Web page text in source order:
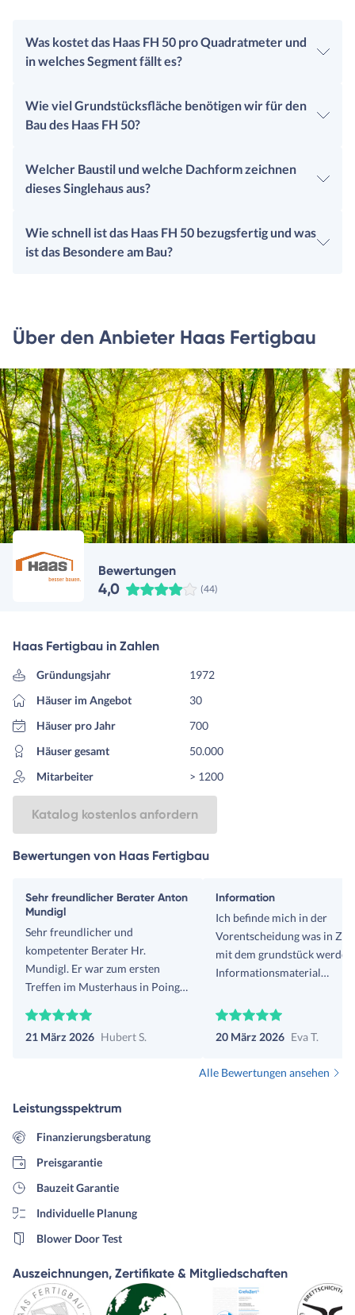
Was kostet das Haas FH 50 pro Quadratmeter und
in welches Segment fällt es?
Wie viel Grundstücksfläche benötigen wir für den
Bau des Haas FH 50?
Welcher Baustil und welche Dachform zeichnen
dieses Singlehaus aus?
Wie schnell ist das Haas FH 50 bezugsfertig und was
ist das Besondere am Bau?
Über den Anbieter Haas Fertigbau
Bewertungen
4,0 (44)
Haas Fertigbau in Zahlen
Gründungsjahr
1972
Häuser im Angebot
30
Häuser pro Jahr
700
Häuser gesamt
50.000
Mitarbeiter
> 1200
Katalog kostenlos anfordern
Bewertungen von Haas Fertigbau
Sehr freundlicher Berater Anton
Mundigl
Sehr freundlicher und
kompetenter Berater Hr.
Mundigl. Er war zum ersten
Treffen im Musterhaus in Poing
sogar schon ein Angebot parat
(aufgrund meiner Angaben im
schon aus zeitlichen Gründen) für
oder gegen eine Firma
jetzt bei uns raus. Wir hätten aber
gerne mit Herrn Mundigl als
Berater weitergemacht, aber
andere Fertighausanbieter sagen
uns einfach mehr zu.
21 März 2026 Hubert S.
Information
Ich befinde mich in der
Vorentscheidung was in
mit dem grundstück
Informationsmaterial
Dank
20 März 2026 Eva T.
Alle Bewertungen ansehen
Leistungsspektrum
Finanzierungsberatung
Preisgarantie
Bauzeit Garantie
Individuelle Planung
Blower Door Test
Auszeichnungen, Zertifikate & Mitgliedschaften